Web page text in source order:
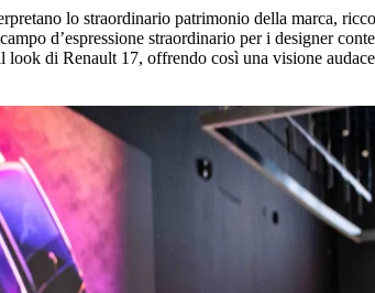
lo straordinario patrimonio della marca,
d’espressione straordinario per i designer
di Renault 17, offrendo così una visione